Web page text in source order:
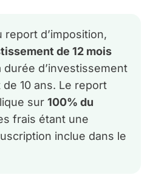
d’imposition,
de 12 mois
durée d’investissement
10 ans.​ Le report
sur 100% du
frais étant une
inclue dans le